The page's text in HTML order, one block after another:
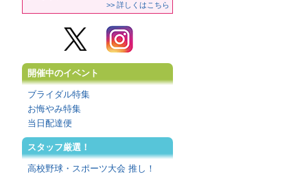
>> 詳しくはこちら
開催中のイベント
ブライダル特集
お悔やみ特集
当日配達便
スタッフ厳選！
高校野球・スポーツ大会 推し！